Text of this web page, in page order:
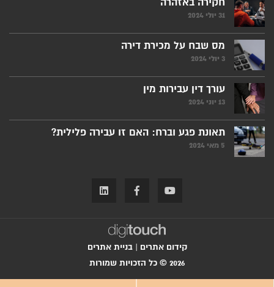
31 יולי 2024
מס שבח על מכירת דירה
3 יולי 2024
עורך דין עבירות מין
13 יוני 2024
תאונת פגע וברח: האם זו עבירה פלילית?
5 מאי 2024
קידום אתרים |בניית אתרים
2026 © כל הזכויות שמורות